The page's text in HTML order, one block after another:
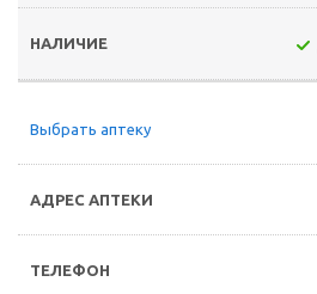
Выбрать аптеку